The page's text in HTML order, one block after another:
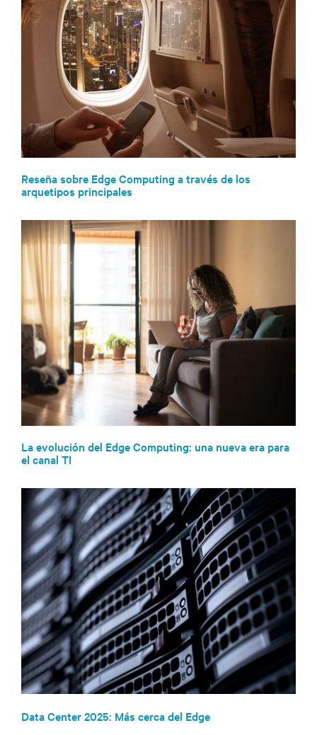
Reseña sobre Edge Computing a través de los
arquetipos principales
La evolución del Edge Computing: una nueva era para
el canal TI
Data Center 2025: Más cerca del Edge